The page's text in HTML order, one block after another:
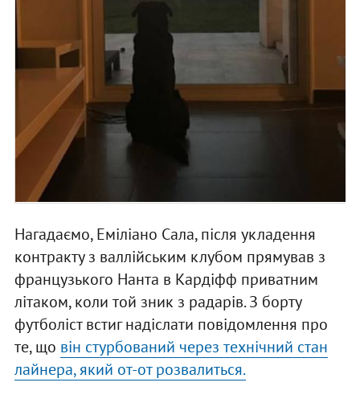
Нагадаємо, Еміліано Сала, після укладення
контракту з валлійським клубом прямував з
французького Нанта в Кардіфф приватним
літаком, коли той зник з радарів. З борту
футболіст встиг надіслати повідомлення про
те, що він стурбований через технічний стан
лайнера, який от-от розвалиться.